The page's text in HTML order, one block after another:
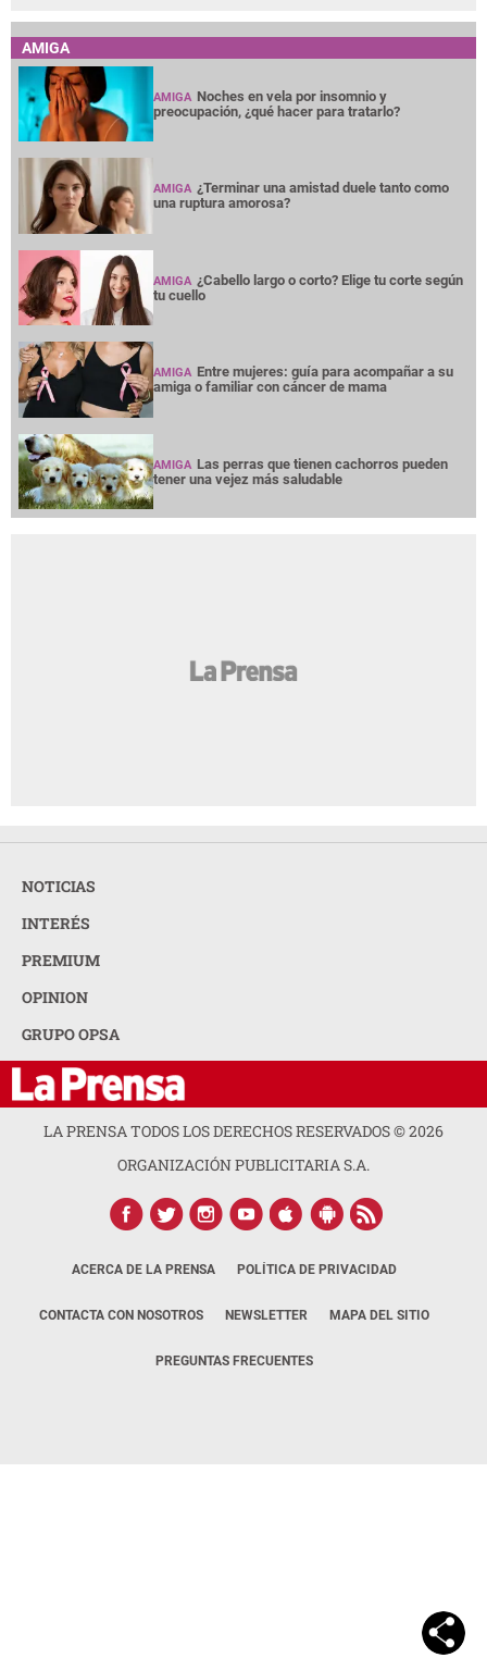
AMIGA
AMIGA Noches en vela por insomnio y
preocupación, ¿qué hacer para tratarlo?
AMIGA ¿Terminar una amistad duele tanto como
una ruptura amorosa?
AMIGA ¿Cabello largo o corto? Elige tu corte según
tu cuello
AMIGA Entre mujeres: guía para acompañar a su
amiga o familiar con cáncer de mama
AMIGA Las perras que tienen cachorros pueden
tener una vejez más saludable
NOTICIAS
INTERÉS
PREMIUM
OPINION
GRUPO OPSA
LA PRENSA TODOS LOS DERECHOS RESERVADOS ©2026
ORGANIZACIÓN PUBLICITARIA S.A.
ACERCA DE LA PRENSA POLÍTICA DE PRIVACIDAD
CONTACTA CON NOSOTROS NEWSLETTER MAPA DEL SITIO
PREGUNTAS FRECUENTES